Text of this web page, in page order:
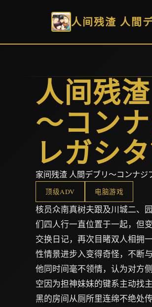
人间残渣 人間
人间残
～コン
レガシタ
家间残渣 人間デブリ～コンナ
顶级ADV 电脑游戏
核员众南真树夫跟及川城二、
们四人行一直位置于一起，但
交换日记，再次目睹双人相拥
性情景进步入变得奇怪，不断
他同时间毫不领情，认为对方
空因为担神妹妹的键系主动找
黑的房间从厕所里连绵不绝处